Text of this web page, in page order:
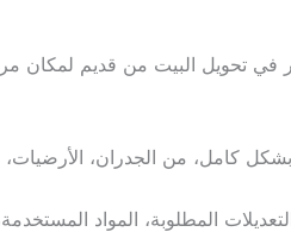
في تحويل البيت من قديم لمكان
كامل، من الجدران،
المطلوبة، المواد